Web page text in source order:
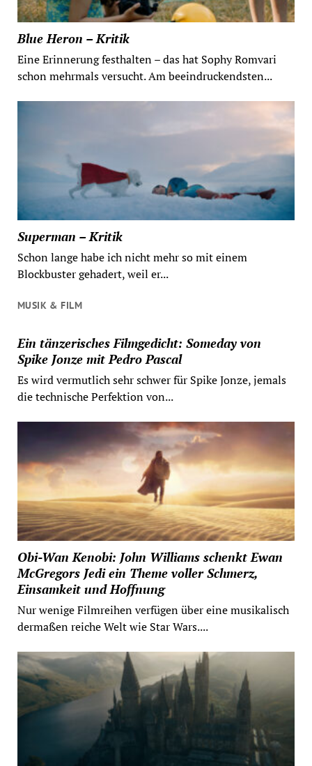
Blue Heron – Kritik
Eine Erinnerung festhalten – das hat Sophy Romvari
schon mehrmals versucht. Am beeindruckendsten...
Superman – Kritik
Schon lange habe ich nicht mehr so mit einem
Blockbuster gehadert, weil er...
MUSIK & FILM
Ein tänzerisches Filmgedicht: Someday von
Spike Jonze mit Pedro Pascal
Es wird vermutlich sehr schwer für Spike Jonze, jemals
die technische Perfektion von...
Obi-Wan Kenobi: John Williams schenkt Ewan
McGregors Jedi ein Theme voller Schmerz,
Einsamkeit und Hoffnung
Nur wenige Filmreihen verfügen über eine musikalisch
dermaßen reiche Welt wie Star Wars....